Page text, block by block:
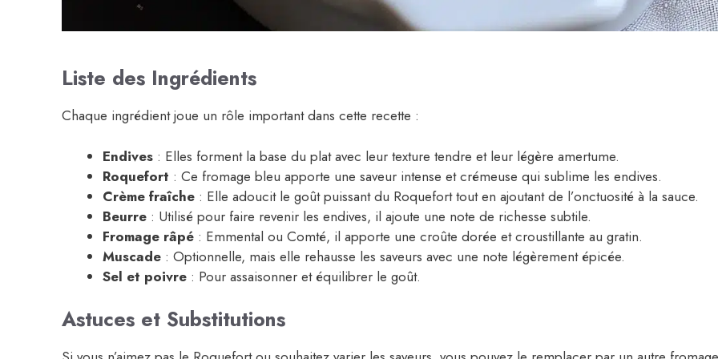
Liste des Ingrédients
Chaque ingrédient joue un rôle important dans cette recette :
Endives : Elles forment la base du plat avec leur texture tendre et leur légère amertume.
Roquefort : Ce fromage bleu apporte une saveur intense et crémeuse qui sublime les endives.
Crème fraîche : Elle adoucit le goût puissant du Roquefort tout en ajoutant de l’onctuosité à la sauce.
Beurre : Utilisé pour faire revenir les endives, il ajoute une note de richesse subtile.
Fromage râpé : Emmental ou Comté, il apporte une croûte dorée et croustillante au gratin.
Muscade : Optionnelle, mais elle rehausse les saveurs avec une note légèrement épicée.
Sel et poivre : Pour assaisonner et équilibrer le goût.
Astuces et Substitutions